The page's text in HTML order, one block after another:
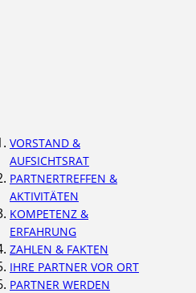
VORSTAND &
AUFSICHTSRAT
PARTNERTREFFEN &
AKTIVITÄTEN
KOMPETENZ &
ERFAHRUNG
ZAHLEN & FAKTEN
IHRE PARTNER VOR ORT
PARTNER WERDEN